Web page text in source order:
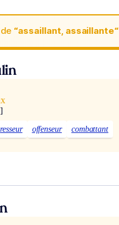
“assaillant, assaillante“
offenseur combattant